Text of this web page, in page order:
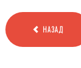
НАЗАД